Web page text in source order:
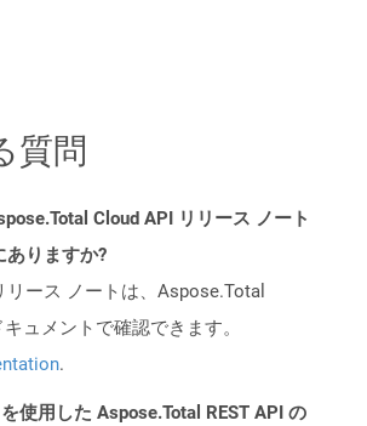
質問
Cloud API リリース ノート
ありますか?
リース ノートは、Aspose.Total
ュメントで確認できます。
.
使用した Aspose.Total REST API の